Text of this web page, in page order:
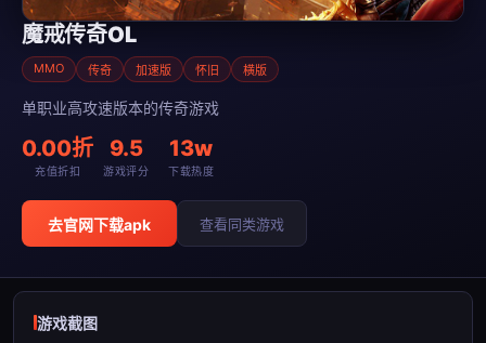
魔戒传奇OL
MMO 传奇 加速版 怀旧 横版
单职业高攻速版本的传奇游戏
0.00折
充值折扣
9.5
游戏评分
13w
下载热度
去官网下载apk 查看同类游戏
游戏截图